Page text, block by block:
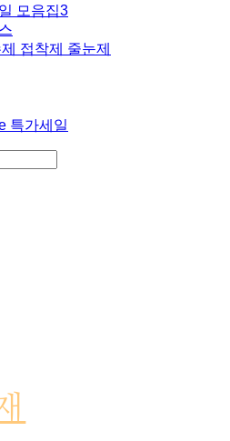
모음집3
접착제 줄눈제
특가세일